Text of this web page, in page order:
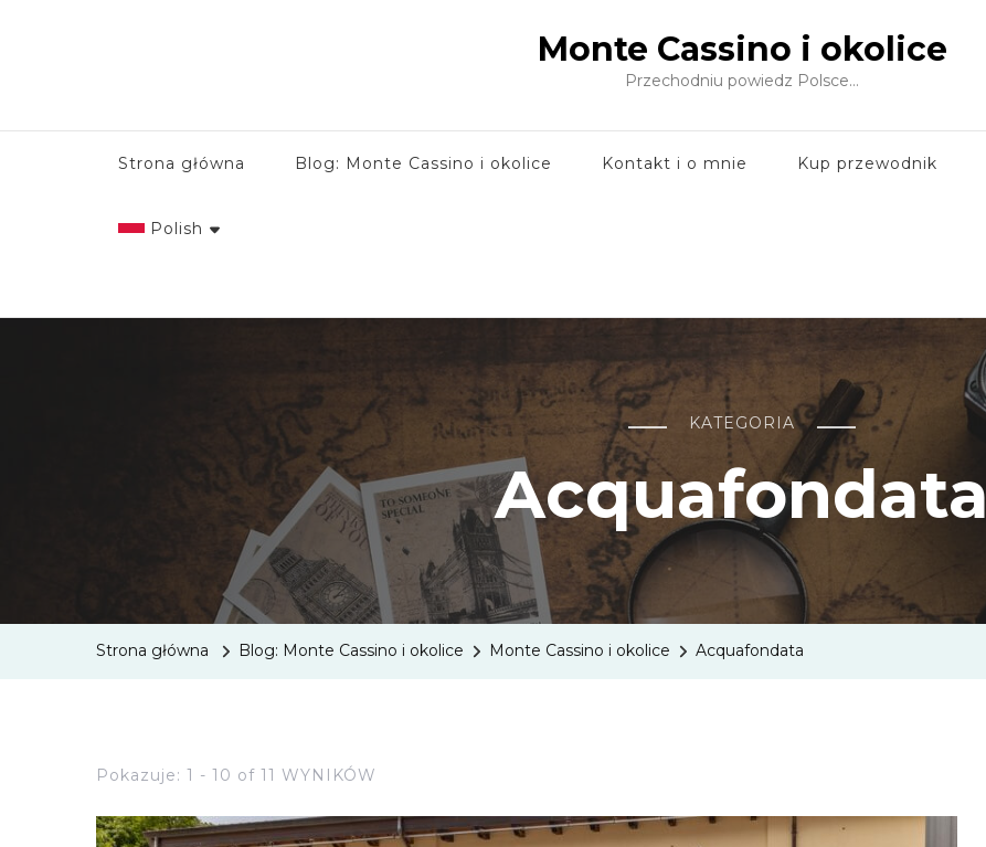
Monte Cassino i okolice
Przechodniu powiedz Polsce…
Strona główna Blog: Monte Cassino i okolice Kontakt i o mnie Kup przewodnik
Polish
KATEGORIA
Acquafondata
Strona główna Blog: Monte Cassino i okolice Monte Cassino i okolice Acquafondata
Pokazuje: 1 - 10 of 11 WYNIKÓW